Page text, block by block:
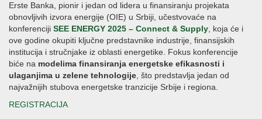
Erste Banka, pionir i jedan od lidera u finansiranju projekata
obnovljivih izvora energije (OIE) u Srbiji, učestvovaće na
konferenciji SEE ENERGY 2025 – Connect & Supply koja će i
ove godine okupiti ključne predstavnike industrije, finansijskih
institucija i stručnjake iz oblasti energetike. Fokus konferencije
biće na modelima finansiranja energetske efikasnosti i
ulaganjima u zelene tehnologije , što predstavlja jedan od
najvažnijih stubova energetske tranzicije Srbije i regiona.
REGISTRACIJA